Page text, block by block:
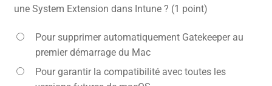
une System Extension dans Intune ? (1 point)
Pour supprimer automatiquement Gatekeeper au
premier démarrage du Mac
Pour garantir la compatibilité avec toutes les